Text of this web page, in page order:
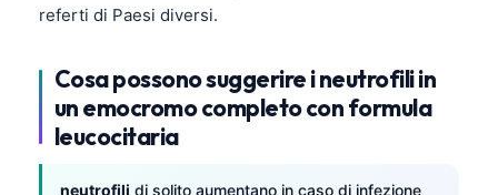
referti di Paesi diversi.
Cosa possono suggerire i neutrofili in
un emocromo completo con formula
leucocitaria
neutrofili di solito aumentano in caso di infezione